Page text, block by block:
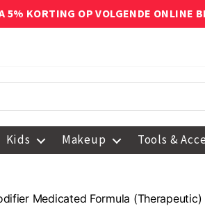
5% KORTING OP VOLGENDE ONLINE
Kids Makeup Tools &
Medicated Formula